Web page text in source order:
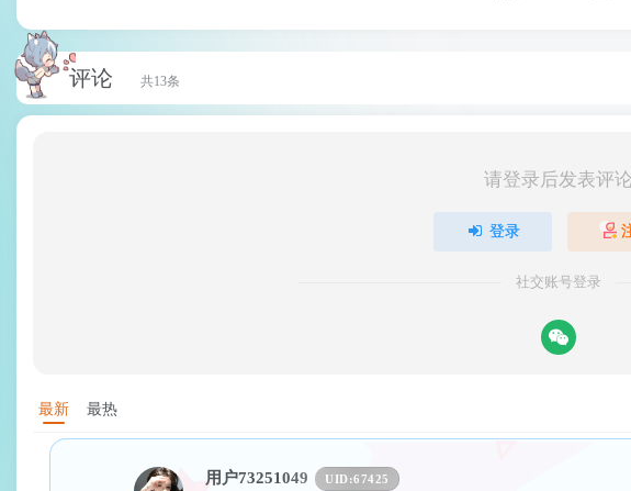
评论 共13条
请登录后发表评论
登录
社交账号登录
最新 最热
用户73251049 UID:67425